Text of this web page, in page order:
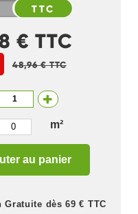
TTC
€ TTC
48,96 € TTC
m²
au panier
Gratuite dès 69 € TTC